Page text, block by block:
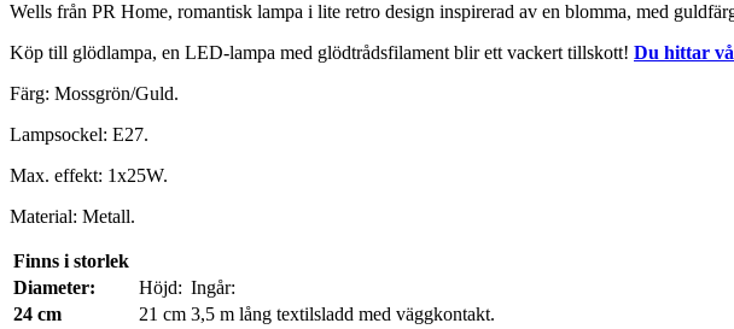
Wells från PR Home, romantisk lampa i lite retro design inspirerad av en blomma, med
Köp till glödlampa, en LED-lampa med glödtrådsfilament blir ett vackert tillskott! Du hittar
Färg: Mossgrön/Guld.
Lampsockel: E27.
Max. effekt: 1x25W.
Material: Metall.
Finns i storlek
Diameter:
Höjd: Ingår:
24 cm
21 cm 3,5 m lång textilsladd med väggkontakt.